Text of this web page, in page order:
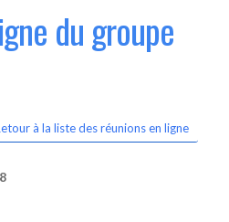
du groupe
à la liste des réunions en ligne